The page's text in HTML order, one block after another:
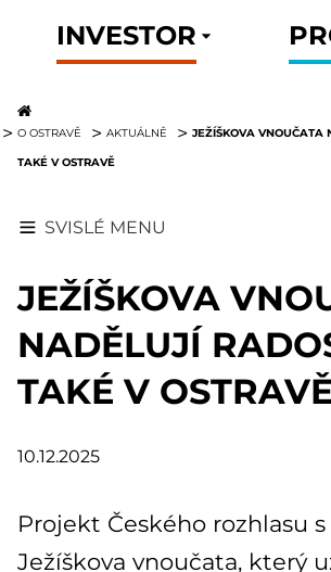
INVESTOR
O OSTRAVĚ AKTUÁLNĚ
JEŽÍŠKOVA VNOUČATA
TAKÉ V OSTRAVĚ
SVISLÉ MENU
JEŽÍŠKOVA
NADĚLUJÍ
TAKÉ V OSTRAVĚ
10.12.2025
Projekt Českého rozhlasu
Ježíškova vnoučata, který